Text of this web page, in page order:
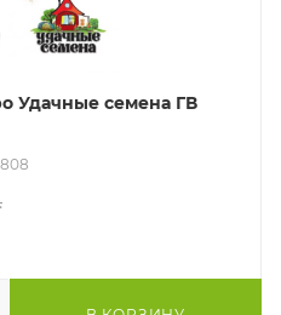
Удачные семена ГВ